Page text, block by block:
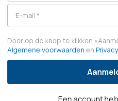
E-mail *
Door op de knop te klikken «
Algemene voorwaarden en